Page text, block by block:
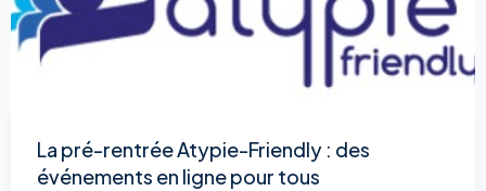
La pré-rentrée Atypie-Friendly : des
événements en ligne pour tous